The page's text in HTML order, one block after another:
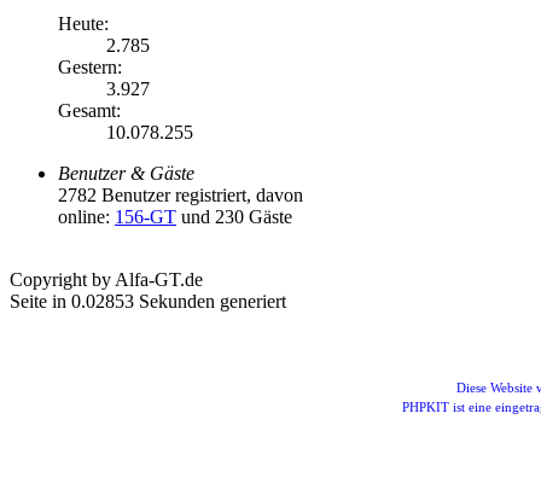
Heute:
2.785
Gestern:
3.927
Gesamt:
10.078.255
Benutzer & Gäste
2782 Benutzer registriert, davon
online: 156-GT und 230 Gäste
Copyright by Alfa-GT.de
Seite in 0.02853 Sekunden generiert
Diese Website
PHPKIT ist eine